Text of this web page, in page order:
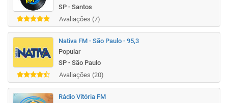
SP - Santos
Avaliações (7)
Nativa FM - São Paulo - 95,3
Popular
SP - São Paulo
Avaliações (20)
Rádio Vitória FM